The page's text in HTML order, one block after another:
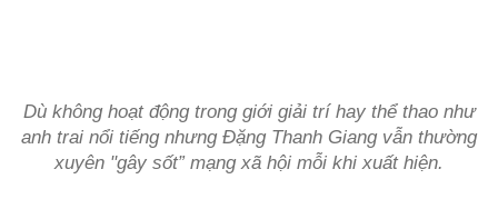
Dù không hoạt động trong giới giải trí hay thể thao như
anh trai nổi tiếng nhưng Đặng Thanh Giang vẫn thường
xuyên "gây sốt” mạng xã hội mỗi khi xuất hiện.